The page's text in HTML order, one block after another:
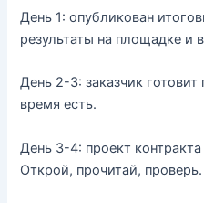
День 1: опубликован
результаты на площадке и
День 2-3: заказчик
время есть.
День 3-4: проект
Открой, прочитай, проверь.